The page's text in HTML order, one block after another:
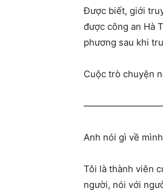
Được biết, giới
được công an Hà
phương sau khi
Cuộc trò chuyện
Anh nói gì về
Tôi là thành viên
người, nói với